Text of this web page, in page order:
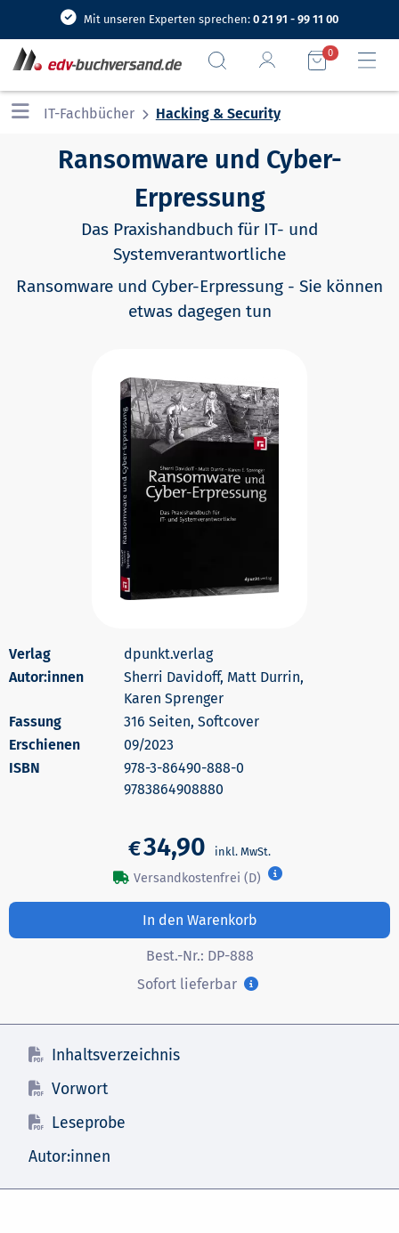
Mit unseren Experten sprechen: 0 21 91 - 99 11 00
0
IT-Fachbücher Hacking & Security
Ransomware und Cyber-
Erpressung
Das Praxishandbuch für IT- und
Systemverantwortliche
Ransomware und Cyber-Erpressung - Sie können
etwas dagegen tun
dpunkt.verlag
Autor:innen
Sherri Davidoff, Matt Durrin,
Karen Sprenger
316 Seiten, Softcover
Erschienen
09/2023
978-3-86490-888-0
9783864908880
€34,90
Versandkostenfrei (D)
In den Warenkorb
Best.-Nr.: DP-888
Sofort lieferbar
Inhaltsverzeichnis
Vorwort
Leseprobe
Autor:innen